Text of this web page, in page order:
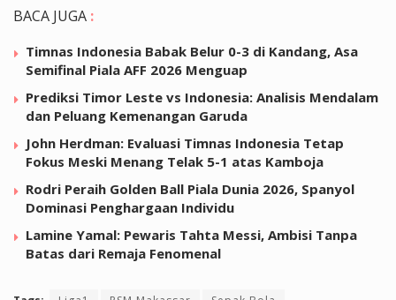
BACA JUGA :
Timnas Indonesia Babak Belur 0-3 di Kandang, Asa
Semifinal Piala AFF 2026 Menguap
Prediksi Timor Leste vs Indonesia: Analisis Mendalam
dan Peluang Kemenangan Garuda
John Herdman: Evaluasi Timnas Indonesia Tetap
Fokus Meski Menang Telak 5-1 atas Kamboja
Rodri Peraih Golden Ball Piala Dunia 2026, Spanyol
Dominasi Penghargaan Individu
Lamine Yamal: Pewaris Tahta Messi, Ambisi Tanpa
Batas dari Remaja Fenomenal